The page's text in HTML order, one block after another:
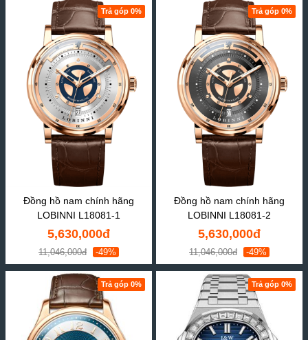
Trả góp 0%
Đồng hồ nam chính hãng
LOBINNI L18081-1
5,630,000đ
11,046,000đ -49%
Trả góp 0%
Đồng hồ nam chính hãng
LOBINNI L18081-2
5,630,000đ
11,046,000đ -49%
Trả góp 0% Trả góp 0%